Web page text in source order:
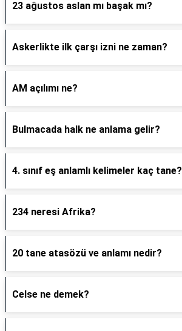
23 ağustos aslan mı başak mı?
Askerlikte ilk çarşı izni ne zaman?
AM açılımı ne?
Bulmacada halk ne anlama gelir?
4. sınıf eş anlamlı kelimeler kaç tane?
234 neresi Afrika?
20 tane atasözü ve anlamı nedir?
Celse ne demek?